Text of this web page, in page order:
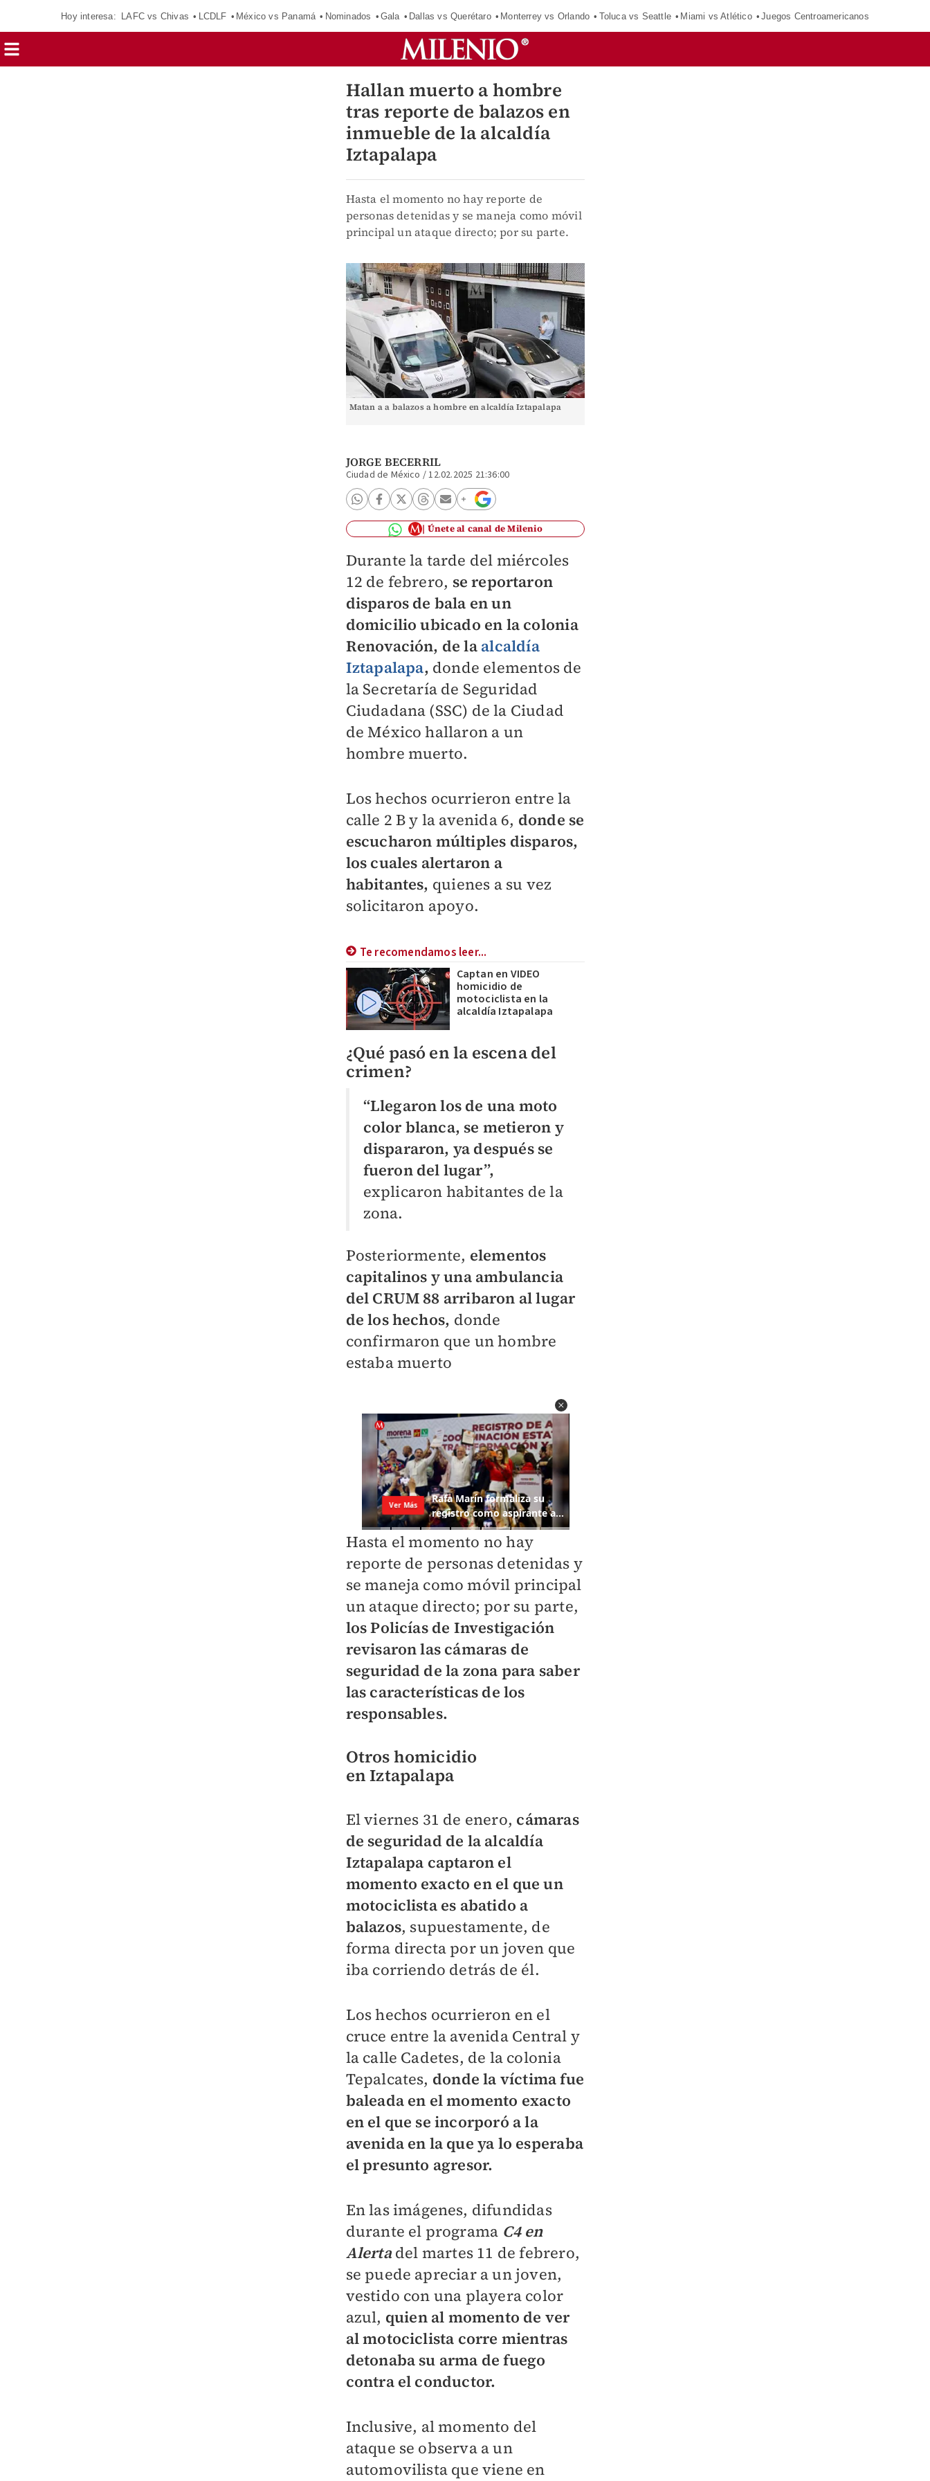
Hoy interesa: LAFC vs Chivas LCDLF México vs Panamá Nominados Gala Dallas vs Querétaro Monterrey vs Orlando Toluca vs Seattle Miami vs Atlético Juegos Centroamericanos
Hallan muerto a hombre
tras reporte de balazos en
inmueble de la alcaldía
Iztapalapa
Hasta el momento no hay reporte de
personas detenidas y se maneja como móvil
principal un ataque directo; por su parte.
Matan a a balazos a hombre en alcaldía Iztapalapa
JORGE BECERRIL
Ciudad de México /12.02.2025 21:36:00
Únete al canal de Milenio
Durante la tarde del miércoles
12 de febrero, se reportaron
disparos de bala en un
domicilio ubicado en la colonia
Renovación, de la alcaldía
Iztapalapa, donde elementos de
la Secretaría de Seguridad
Ciudadana (SSC) de la Ciudad
de México hallaron a un
hombre muerto.
Los hechos ocurrieron entre la
calle 2 B y la avenida 6, donde se
escucharon múltiples disparos,
los cuales alertaron a
habitantes, quienes a su vez
solicitaron apoyo.
Te recomendamos leer...
Captan en VIDEO
homicidio de
motociclista en la
alcaldía Iztapalapa
¿Qué pasó en la escena del
crimen?
“Llegaron los de una moto
color blanca, se metieron y
dispararon, ya después se
fueron del lugar”,
explicaron habitantes de la
zona.
Posteriormente, elementos
capitalinos y una ambulancia
del CRUM 88 arribaron al lugar
de los hechos, donde
confirmaron que un hombre
estaba muerto
Hasta el momento no hay
reporte de personas detenidas y
se maneja como móvil principal
un ataque directo; por su parte,
los Policías de Investigación
revisaron las cámaras de
seguridad de la zona para saber
las características de los
responsables.
Otros homicidio
enIztapalapa
El viernes 31 de enero, cámaras
de seguridad de la alcaldía
Iztapalapa captaron el
momento exacto en el que un
motociclista es abatido a
balazos, supuestamente, de
forma directa por un joven que
iba corriendo detrás de él.
Los hechos ocurrieron en el
cruce entre la avenida Central y
la calle Cadetes, de la colonia
Tepalcates, donde la víctima fue
baleada en el momento exacto
en el que se incorporó a la
avenida en la que ya lo esperaba
el presunto agresor.
En las imágenes, difundidas
durante el programa C4 en
Alertadel martes 11 de febrero,
se puede apreciar a un joven,
vestido con una playera color
azul, quien al momento de ver
al motociclista corre mientras
detonaba su arma de fuego
contra el conductor.
Inclusive, al momento del
ataque se observa a un
automovilista que viene en